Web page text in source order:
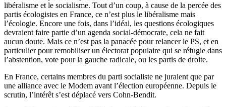
libéralisme et le socialisme. Tout d’un coup, à cause de la percée des
partis écologistes en France, ce n’est plus le libéralisme mais
l’écologie. Encore une fois, dans l’idéal, les questions écologiques
devraient faire partie d’un agenda social-démocrate, cela ne fait
aucun doute. Mais ce n’est pas la panacée pour relancer le PS, et en
particulier pour remobiliser un électorat populaire qui se réfugie dans
l’abstention, vote pour la gauche radicale, ou les partis de droite.
En France, certains membres du parti socialiste ne juraient que par
une alliance avec le Modem avant l’élection européenne. Depuis le
scrutin, l’intérêt s’est déplacé vers Cohn-Bendit.